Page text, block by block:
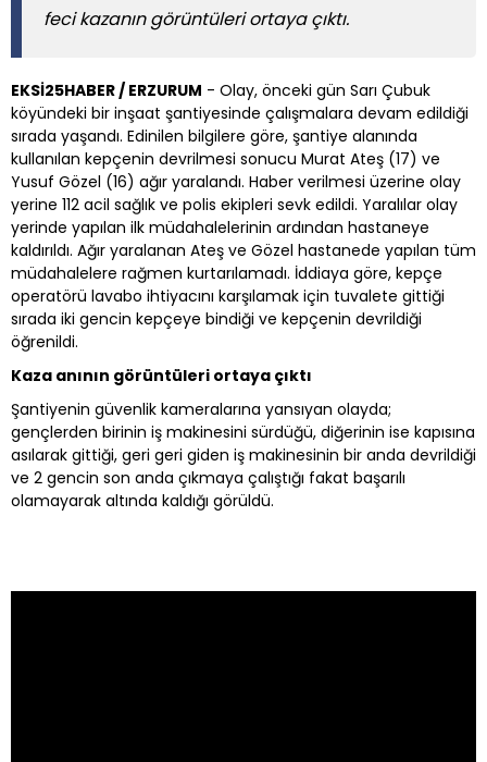
feci kazanın görüntüleri ortaya çıktı.
EKSİ25HABER / ERZURUM - Olay, önceki gün Sarı Çubuk
köyündeki bir inşaat şantiyesinde çalışmalara devam edildiği
sırada yaşandı. Edinilen bilgilere göre, şantiye alanında
kullanılan kepçenin devrilmesi sonucu Murat Ateş (17) ve
Yusuf Gözel (16) ağır yaralandı. Haber verilmesi üzerine olay
yerine 112 acil sağlık ve polis ekipleri sevk edildi. Yaralılar olay
yerinde yapılan ilk müdahalelerinin ardından hastaneye
kaldırıldı. Ağır yaralanan Ateş ve Gözel hastanede yapılan tüm
müdahalelere rağmen kurtarılamadı. İddiaya göre, kepçe
operatörü lavabo ihtiyacını karşılamak için tuvalete gittiği
sırada iki gencin kepçeye bindiği ve kepçenin devrildiği
öğrenildi.
Kaza anının görüntüleri ortaya çıktı
Şantiyenin güvenlik kameralarına yansıyan olayda;
gençlerden birinin iş makinesini sürdüğü, diğerinin ise kapısına
asılarak gittiği, geri geri giden iş makinesinin bir anda devrildiği
ve 2 gencin son anda çıkmaya çalıştığı fakat başarılı
olamayarak altında kaldığı görüldü.